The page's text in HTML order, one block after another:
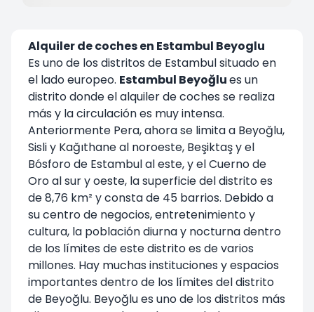
Alquiler de coches en Estambul Beyoglu
Es uno de los distritos de Estambul situado en
el lado europeo. Estambul Beyoğlues un
distrito donde el alquiler de coches se realiza
más y la circulación es muy intensa.
Anteriormente Pera, ahora se limita a Beyoğlu,
Sisli y Kağıthane al noroeste, Beşiktaş y el
Bósforo de Estambul al este, y el Cuerno de
Oro al sur y oeste, la superficie del distrito es
de 8,76 km² y consta de 45 barrios. Debido a
su centro de negocios, entretenimiento y
cultura, la población diurna y nocturna dentro
de los límites de este distrito es de varios
millones. Hay muchas instituciones y espacios
importantes dentro de los límites del distrito
de Beyoğlu. Beyoğlu es uno de los distritos más